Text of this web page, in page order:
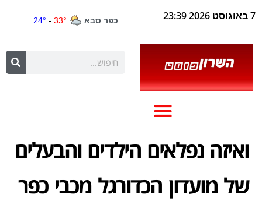
7 באוגוסט 2026 23:39
ואיזה נפלאים הילדים והבעלים
של מועדון הכדורגל מכבי כפר